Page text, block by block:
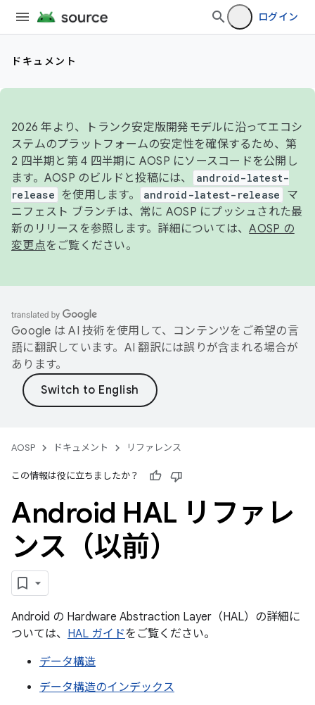
ログイン
ドキュメント
2026 年より、トランク安定版開発モデルに沿ってエコシ
ステムのプラットフォームの安定性を確保するため、第
2 四半期と第 4 四半期に AOSP にソースコードを公開し
ます。AOSP のビルドと投稿には、
android-latest-
release
を使用します。 android-latest-release
マ
ニフェスト ブランチは、常に AOSP にプッシュされた最
新のリリースを参照します。詳細については、AOSP の
変更点をご覧ください。
Google は AI 技術を使用して、コンテンツをご希望の言
語に翻訳しています。AI 翻訳には誤りが含まれる場合が
あります。
AOSP ドキュメント リファレンス
この情報は役に立ちましたか？
Android HAL リファレ
ンス（以前）
Android の Hardware Abstraction Layer（HAL）の詳細に
ついては、 HAL ガイドをご覧ください。
データ構造
データ構造のインデックス